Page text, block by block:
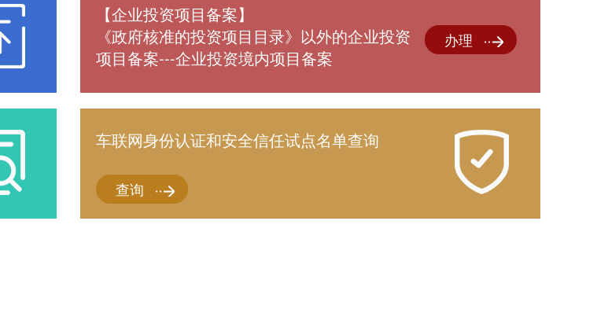
【企业投资项目备案】
《政府核准的投资项目目录》以外的企业投资
项目备案---企业投资境内项目备案
办理
车联网身份认证和安全信任试点名单查询
查询